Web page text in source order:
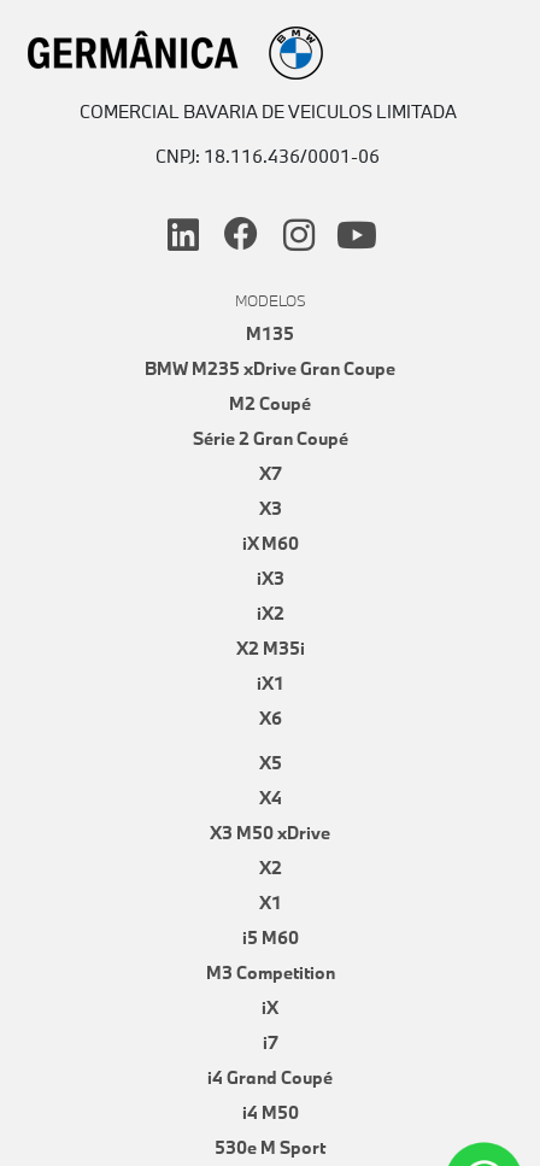
COMERCIAL BAVARIA DE VEICULOS LIMITADA
CNPJ: 18.116.436/0001-06
MODELOS
M135
BMW M235 xDrive Gran Coupe
M2 Coupé
Série 2 Gran Coupé
X7
X3
iX M60
iX3
iX2
X2 M35i
iX1
X6
X5
X4
X3 M50 xDrive
X2
X1
i5 M60
M3 Competition
iX
i7
i4 Grand Coupé
i4 M50
530e M Sport